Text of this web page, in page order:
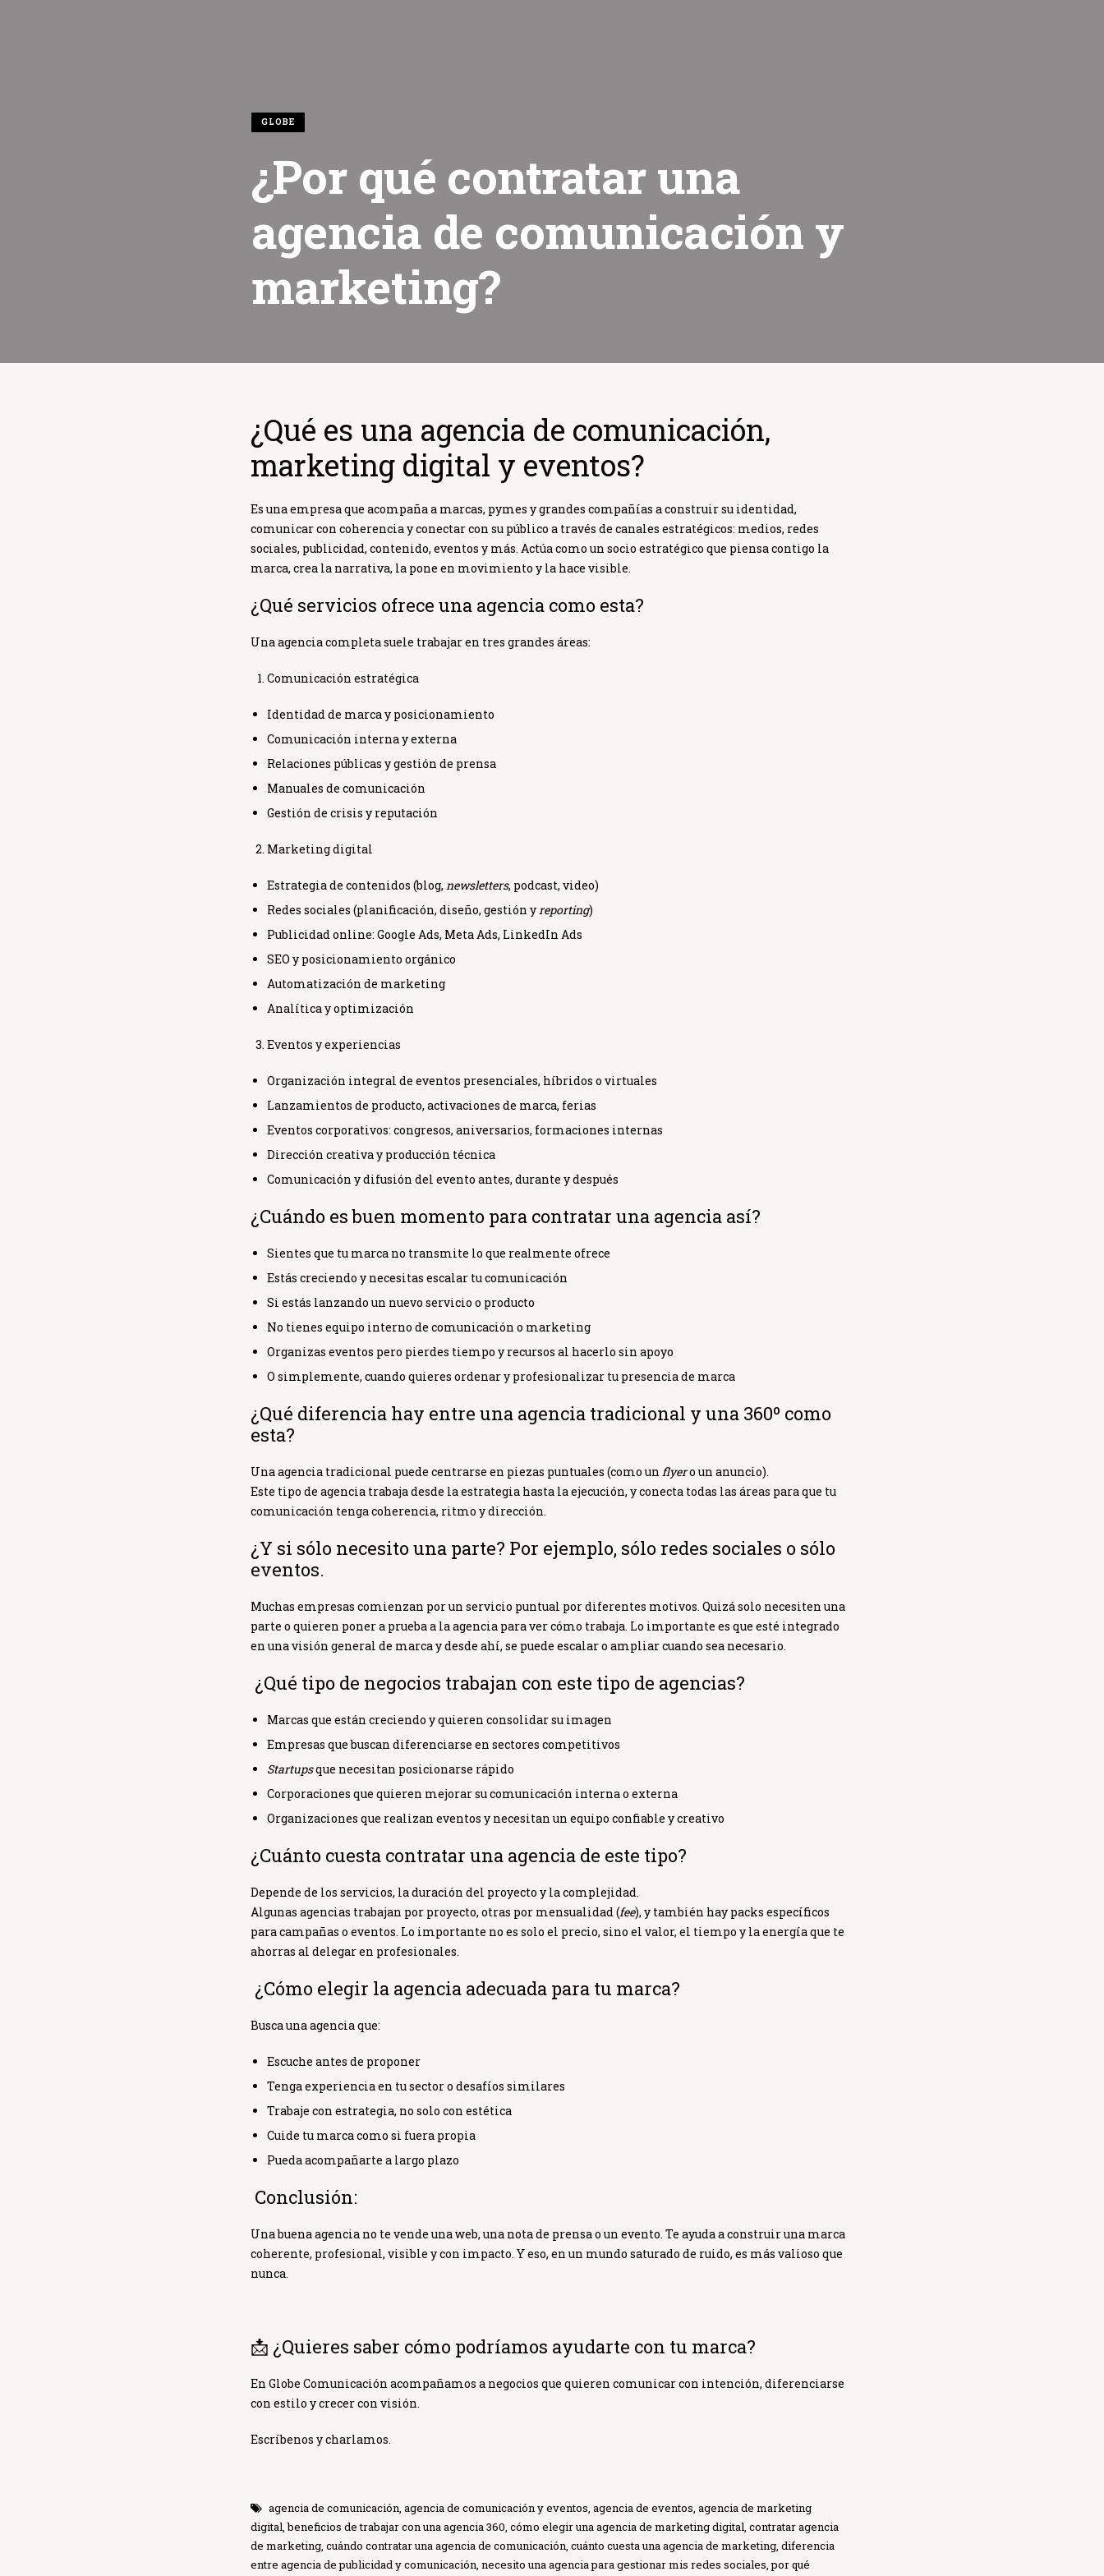
GLOBE
¿Por qué contratar una
agencia de comunicación y
marketing?
¿Qué es una agencia de comunicación,
marketing digital y eventos?
Es una empresa que acompaña a marcas, pymes y grandes compañías a construir su identidad,
comunicar con coherencia y conectar con su público a través de canales estratégicos: medios, redes
sociales, publicidad, contenido, eventos y más. Actúa como un socio estratégico que piensa contigo la
marca, crea la narrativa, la pone en movimiento y la hace visible.
¿Qué servicios ofrece una agencia como esta?
Unaagencia completasuele trabajar en tres grandes áreas:
Comunicación estratégica
Identidad de marcay posicionamiento
Comunicación interna y externa
Relaciones públicas y gestión de prensa
Manuales de comunicación
Gestión de crisis y reputación
Marketing digital
Estrategia de contenidos (blog,newsletters, podcast, video)
Redes sociales (planificación, diseño, gestión yreporting)
Publicidad online: Google Ads, Meta Ads, LinkedIn Ads
SEO y posicionamiento orgánico
Automatización de marketing
Analítica y optimización
Eventos y experiencias
Organización integral de eventos presenciales, híbridos o virtuales
Lanzamientos de producto, activaciones de marca, ferias
Eventos corporativos: congresos, aniversarios, formaciones internas
Dirección creativa y producción técnica
Comunicación y difusión del evento antes, durante y después
¿Cuándo es buen momento para contratar una agencia así?
Sientes que tu marca no transmite lo que realmente ofrece
Estás creciendo y necesitas escalar tu comunicación
Si estás lanzando un nuevo servicio o producto
No tienes equipo interno de comunicación o marketing
Organizas eventos pero pierdes tiempo y recursos al hacerlo sin apoyo
O simplemente, cuando quieresordenar y profesionalizar tu presencia de marca
¿Qué diferencia hay entre una agencia tradicional y una 360º como
esta?
Una agencia tradicional puede centrarse en piezas puntuales (como unflyero un anuncio).
Este tipo de agencia trabaja desde la estrategia hasta la ejecución, yconecta todas las áreas para que tu
comunicación tenga coherencia, ritmo y dirección.
¿Y si sólo necesito una parte? Por ejemplo, sólo redes sociales o sólo
eventos.
Muchas empresas comienzan por un servicio puntual por diferentes motivos. Quizá solo necesiten una
parte o quieren poner a prueba a la agencia para ver cómo trabaja. Lo importante es que esté integrado
en unavisión general de marca y desde ahí, se puede escalar o ampliar cuando sea necesario.
¿Qué tipo de negocios trabajan con este tipo de agencias?
Marcas que están creciendo y quieren consolidar su imagen
Empresas que buscan diferenciarse en sectores competitivos
Startupsque necesitan posicionarse rápido
Corporaciones que quieren mejorar su comunicación interna o externa
Organizaciones que realizan eventos y necesitan un equipo confiable y creativo
¿Cuánto cuesta contratar una agencia de este tipo?
Depende de los servicios, la duración del proyecto y la complejidad.
Algunas agencias trabajan por proyecto, otras por mensualidad (fee), y también hay packs específicos
para campañas o eventos. Lo importante no es solo el precio, sino elvalor, el tiempo y la energíaque te
ahorras al delegar en profesionales.
¿Cómo elegir la agencia adecuada para tu marca?
Busca una agencia que:
Escuche antes de proponer
Tenga experiencia en tu sector o desafíos similares
Trabaje con estrategia, no solo con estética
Cuide tu marca como si fuera propia
Pueda acompañarte a largo plazo
Conclusión:
Una buena agencia no te vende una web, una nota de prensa o un evento. Te ayuda a construir una marca
coherente, profesional, visible y con impacto.Y eso, en un mundo saturado de ruido, es más valioso que
nunca.
📩 ¿Quieres saber cómo podríamos ayudarte con tu marca?
EnGlobe Comunicación acompañamos a negocios que quieren comunicar con intención, diferenciarse
con estilo y crecer con visión.
Escríbenos y charlamos.
agencia de comunicación,agencia de comunicación y eventos,agencia de eventos,agencia de marketing
digital,beneficios de trabajar con una agencia 360,cómo elegir una agencia de marketing digital,contratar agencia
de marketing,cuándo contratar una agencia de comunicación,cuánto cuesta una agencia de marketing,diferencia
entre agencia de publicidad y comunicación,necesito una agencia para gestionar mis redes sociales,por qué
Solemos responder enseguida